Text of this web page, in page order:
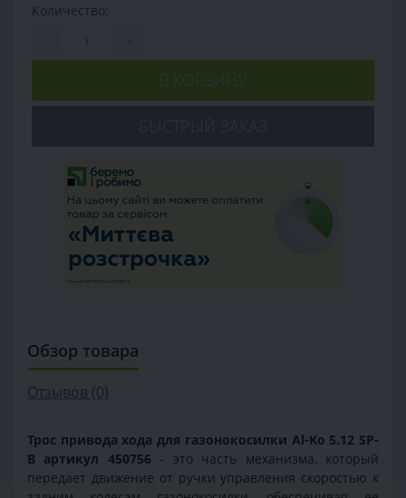
Количество:
В КОРЗИНУ
Обзор товара
Отзывов (0)
Трос привода хода для газонокосилки Al-Ko 5.12 SP-
B артикул 450756 - это часть механизма, который
передает движение от ручки управления скоростью к